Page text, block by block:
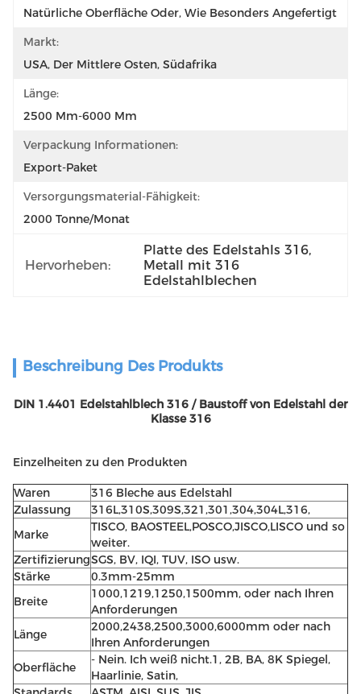
Natürliche Oberfläche Oder, Wie Besonders Angefertigt
Markt:
USA, Der Mittlere Osten, Südafrika
Länge:
2500 Mm-6000 Mm
Verpackung Informationen:
Export-Paket
Versorgungsmaterial-Fähigkeit:
2000 Tonne/Monat
Hervorheben:
Platte des Edelstahls 316,
Metall mit 316
Edelstahlblechen
Beschreibung Des Produkts
DIN 1.4401 Edelstahlblech 316 / Baustoff von Edelstahl der
Klasse 316
Einzelheiten zu den Produkten
Waren
316 Bleche aus Edelstahl
Zulassung
316L,310S,309S,321,301,304,304L,316,
Marke
TISCO, BAOSTEEL,POSCO,JISCO,LISCO und so
weiter.
ZertifizierungSGS, BV, IQI, TUV, ISO usw.
Stärke
0.3mm-25mm
Breite
1000,1219,1250,1500mm, oder nach Ihren
Anforderungen
Länge
2000,2438,2500,3000,6000mm oder nach
Ihren Anforderungen
Oberfläche
- Nein. Ich weiß nicht.1, 2B, BA, 8K Spiegel,
Haarlinie, Satin,